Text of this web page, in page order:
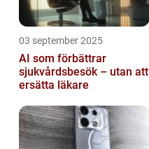
03 september 2025
AI som förbättrar
sjukvårdsbesök – utan att
ersätta läkare